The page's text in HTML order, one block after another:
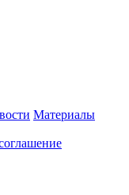
Материалы